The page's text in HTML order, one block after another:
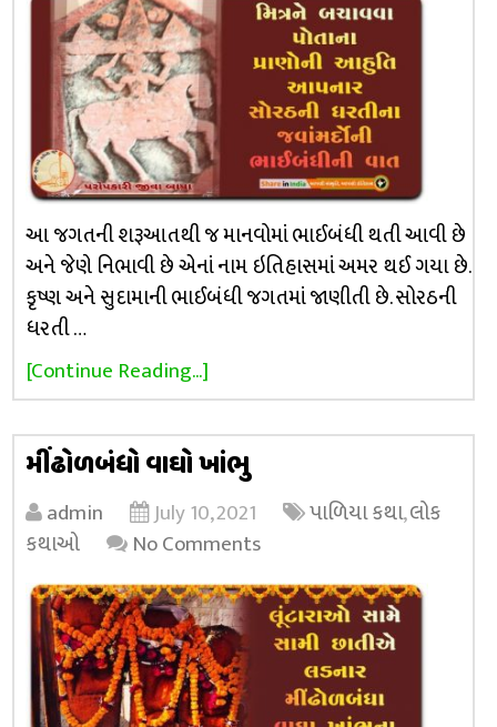
આ જગતની શરૂઆતથી જ માનવોમાં ભાઈબંધી થતી આવી છે
અને જેણે નિભાવી છે એનાં નામ ઇતિહાસમાં અમર થઈ ગયા છે.
કૃષ્ણ અને સુદામાની ભાઈબંધી જગતમાં જાણીતી છે. સોરઠની
ધરતી …
[Continue Reading...]
મીંઢોળબંધો વાઘો ખાંભુ
admin July 10, 2021 પાળિયા કથા,લોક
કથાઓ
No Comments